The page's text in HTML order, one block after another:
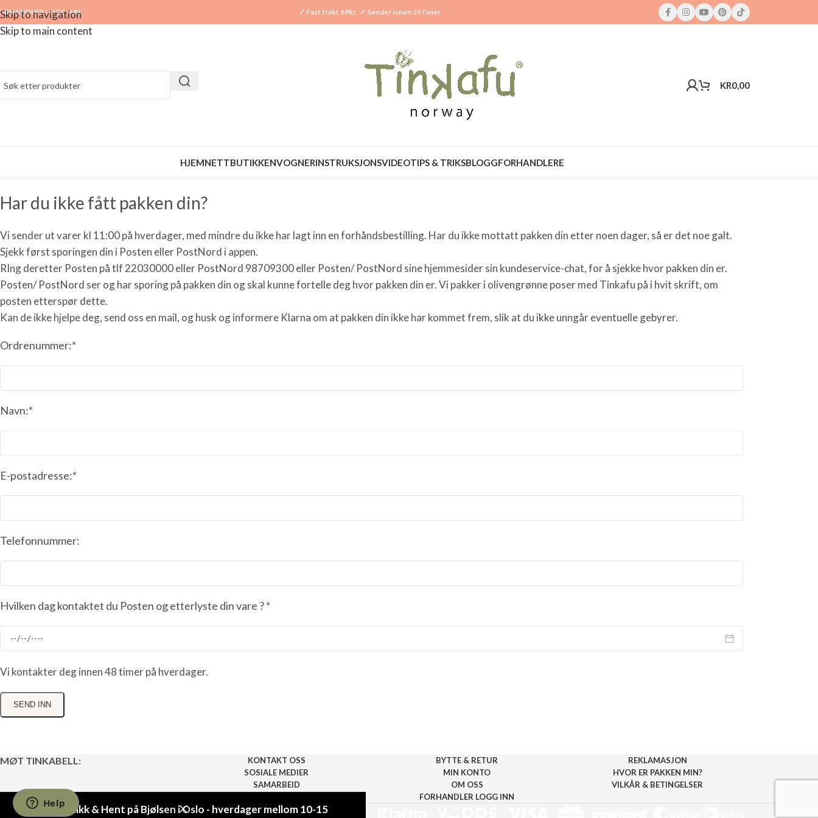
Vi har Klikk & Hent på Bjølsen i Oslo - hverdager mellom 10-15
Skip to navigation
Skip to main content
LOGG INN ✓ Fast frakt 69kr ✓ Sender innen 24 timer
KR0,00
HJEMNETTBUTIKKENVOGNERINSTRUKSJONSVIDEOTIPS & TRIKSBLOGGFORHANDLERE
Har du ikke fått pakken din?
Vi sender ut varer kl 11:00 på hverdager, med mindre du ikke har lagt inn en forhåndsbestilling. Har du ikke mottatt pakken din etter noen dager, så er det noe galt.
Sjekk først sporingen din i Posten eller PostNord i appen.
RIng deretter Posten på tlf 22030000 eller PostNord 98709300 eller Posten/ PostNord sine hjemmesider sin kundeservice-chat, for å sjekke hvor pakken din er.
Posten/ PostNord ser og har sporing på pakken din og skal kunne fortelle deg hvor pakken din er. Vi pakker i olivengrønne poser med Tinkafu på i hvit skrift, om
posten etterspør dette.
Kan de ikke hjelpe deg, send oss en mail, og husk og informere Klarna om at pakken din ikke har kommet frem, slik at du ikke unngår eventuelle gebyrer.
Ordrenummer:*
Navn:*
E-postadresse:*
Telefonnummer:
Hvilken dag kontaktet du Posten og etterlyste din vare ? *
Vi kontakter deg innen 48 timer på hverdager.
MØT TINKABELL:
KONTAKT OSS
SOSIALE MEDIER
SAMARBEID
BYTTE & RETUR
MIN KONTO
OM OSS
FORHANDLER LOGG INN
REKLAMASJON
HVOR ER PAKKEN MIN?
VILKÅR & BETINGELSER
2026 All rights reservedBarneting AS. Vi tar forbehold om prisendringer eller andre feil på siden.